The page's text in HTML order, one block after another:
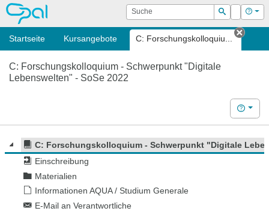
OPAL Suche
Suchen
Login Hilfe
Startseite Kursangebote C: Forschungskolloquiu...
Tab
C: Forschungskolloquium - Schwerpunkt "Digitale
Lebenswelten" - SoSe 2022
Hilfe
C: Forschungskolloquium - Schwerpunkt "Digitale
Einschreibung
Materialien
Informationen AQUA / Studium Generale
E-Mail an Verantwortliche